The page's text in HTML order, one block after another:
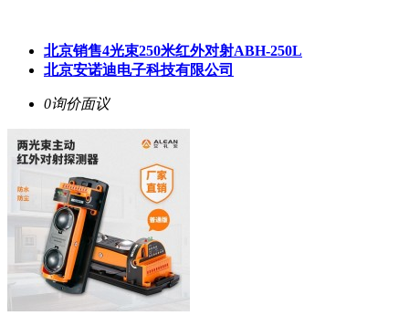
北京销售4光束250米红外对射ABH-250L
北京安诺迪电子科技有限公司
0询价面议